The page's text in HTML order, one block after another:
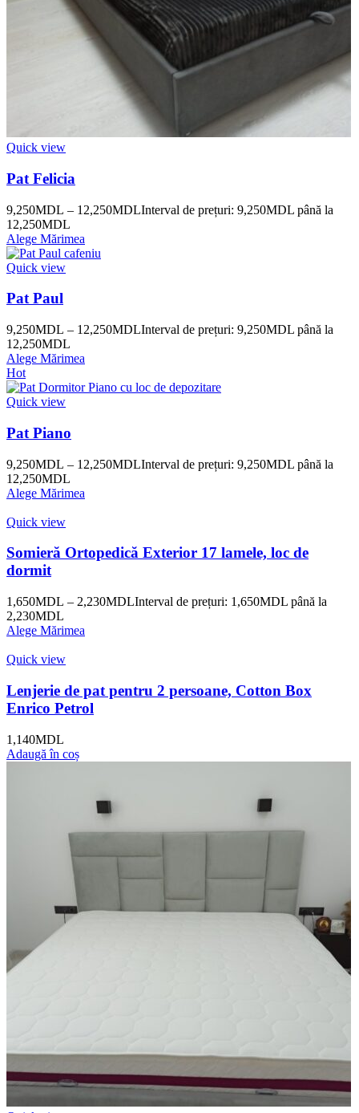
Quick view
Pat Felicia
9,250MDL – 12,250MDLInterval de prețuri: 9,250MDL până la
12,250MDL
Alege Mărimea
Quick view
Pat Paul
9,250MDL – 12,250MDLInterval de prețuri: 9,250MDL până la
12,250MDL
Alege Mărimea
Hot
Quick view
Pat Piano
9,250MDL – 12,250MDLInterval de prețuri: 9,250MDL până la
12,250MDL
Alege Mărimea
Quick view
Somieră Ortopedică Exterior 17 lamele, loc de
dormit
1,650MDL – 2,230MDLInterval de prețuri: 1,650MDL până la
2,230MDL
Alege Mărimea
Quick view
Lenjerie de pat pentru 2 persoane, Cotton Box
Enrico Petrol
1,140MDL
Adaugă în coș